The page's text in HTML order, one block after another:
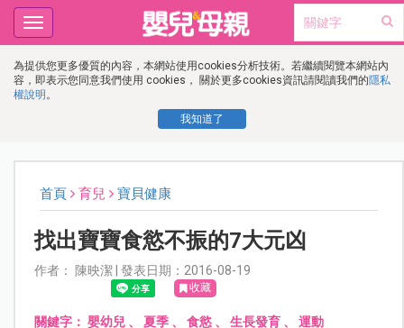
為提供您更多優質的內容，本網站使用cookies分析技術。若繼續閱覽本網站內
容，即表示您同意我們使用 cookies， 關於更多cookies資訊請閱讀我們的隱私
權說明 。
我知道了
Toggle
navigation
首頁 育兒 寶貝健康
找出寶寶食慾不振的7大元凶
作者： 陳映潔 | 發表日期：2016-08-19
收藏
關鍵字： 嬰幼兒、 夏季、 食慾、 生長發育、 運動